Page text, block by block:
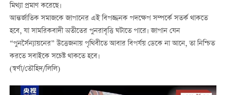
মিথ্যা প্রমাণ করেছে।
আন্তর্জাতিক সমাজকে জাপানের এই বিপজ্জনক পদক্ষেপ সম্পর্কে সতর্ক থাকতে
হবে, যা সামরিকবাদী অতীতের পুনরাবৃত্তি ঘটাতে পারে। জাপান যেন
“পুনর্সৈন্যায়নের” উত্তেজনায় পৃথিবীতে আবার বিপর্যয় ডেকে না আনে, তা নিশ্চিত
করতে সবাইকে সচেষ্ট থাকতে হবে।
(স্বর্ণা/তৌহিদ/লিলি)